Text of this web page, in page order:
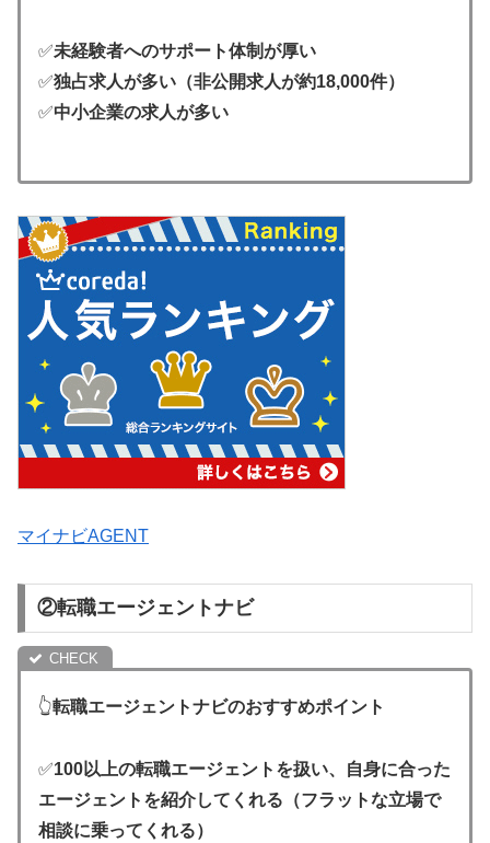
✅未経験者へのサポート体制が厚い
✅独占求人が多い（非公開求人が約18,000件）
✅中小企業の求人が多い
マイナビAGENT
②転職エージェントナビ
👆転職エージェントナビのおすすめポイント
✅100以上の転職エージェントを扱い、自身に合った
エージェントを紹介してくれる（フラットな立場で
相談に乗ってくれる）